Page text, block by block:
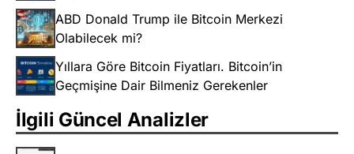
ABD Donald Trump ile Bitcoin Merkezi
Olabilecek mi?
Yıllara Göre Bitcoin Fiyatları. Bitcoin’in
Geçmişine Dair Bilmeniz Gerekenler
İlgili Güncel Analizler